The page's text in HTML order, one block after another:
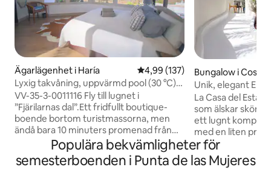
Ägarlägenhet i Haría 4,99 av 5 i genomsnittligt
4,99 (137)
Lyxig takvåning, uppvärmd pool (30 °C),
luftkonditionering, utsikt över Haría
VV-35-3-0011116 Fly till lugnet i
”Fjärilarnas dal”.Ett fridfullt boutique-
boende bortom turistmassorna, men
ändå bara 10 minuters promenad från
utmärkta restauranger, kaféer, en
hantverksmarknad som hålls varje vecka
och bylivet. Beläget på en 5 000 m² stor
Bungalow i Costa
Unik, elegant El
endast för vuxna
La Casa del
som älskar skönhet och
ett lugnt
med en liten
för exklusiv
privat trädgård
komplexet och
Populära bekvämligheter för
semesterboenden i Punta de las Mujeres